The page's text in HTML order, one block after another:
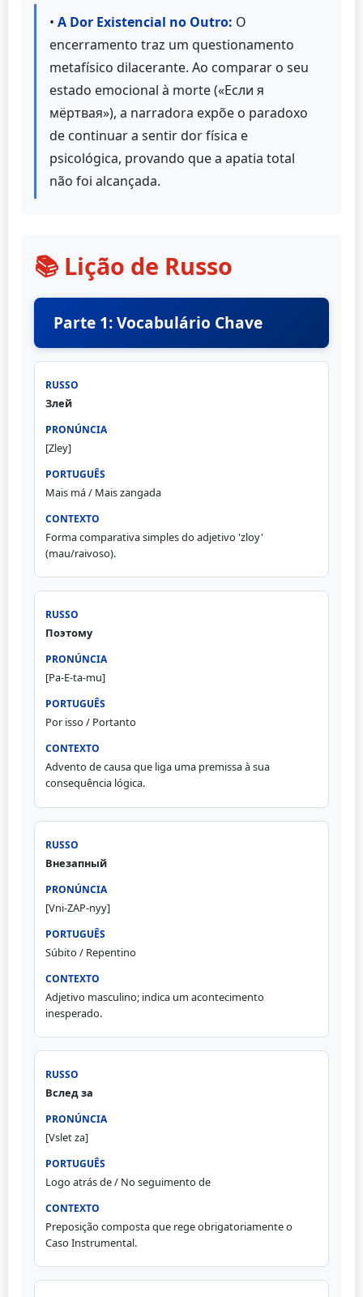
• A Dor Existencial no Outro: O
encerramento traz um questionamento
metafísico dilacerante. Ao comparar o seu
estado emocional à morte («Если я
мёртвая»), a narradora expõe o paradoxo
de continuar a sentir dor física e
psicológica, provando que a apatia total
não foi alcançada.
📚 Lição de Russo
Parte 1: Vocabulário Chave
Злей
[Zley]
Mais má / Mais zangada
Forma comparativa simples do adjetivo 'zloy'
(mau/raivoso).
Поэтому
[Pa-E-ta-mu]
Por isso / Portanto
Advento de causa que liga uma premissa à sua
consequência lógica.
Внезапный
[Vni-ZAP-nyy]
Súbito / Repentino
Adjetivo masculino; indica um acontecimento
inesperado.
Вслед за
[Vslet za]
Logo atrás de / No seguimento de
Preposição composta que rege obrigatoriamente o
Caso Instrumental.